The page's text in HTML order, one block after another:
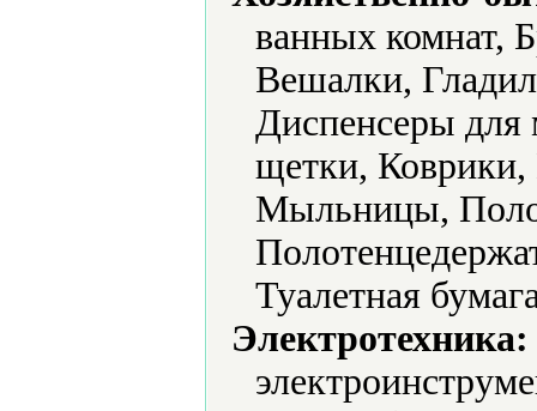
ванных комнат,
Вешалки,
Диспенсеры
щетки,
Мыльницы,
Туалетная
Электротехника: